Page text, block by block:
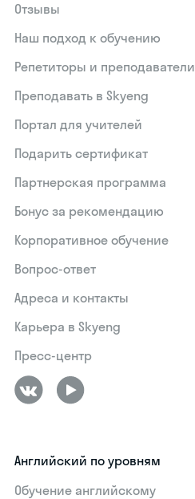
Отзывы
Наш подход к обучению
Репетиторы и преподаватели
Преподавать в Skyeng
Портал для учителей
Подарить сертификат
Партнерская программа
Бонус за рекомендацию
Корпоративное обучение
Вопрос-ответ
Адреса и контакты
Карьера в Skyeng
Пресс-центр
Английский по уровням
Обучение английскому